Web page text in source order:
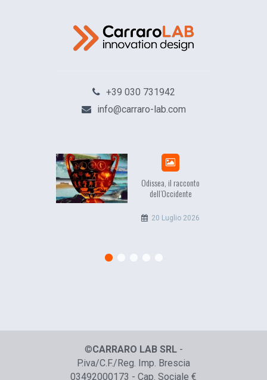
+39 030 731942
info@carraro-lab.com
Odissea, il racconto
dell’Occidente
20 Luglio 2026
©CARRARO LAB SRL-
P.iva/C.F./Reg. Imp. Brescia
03492000173 - Cap. Sociale €